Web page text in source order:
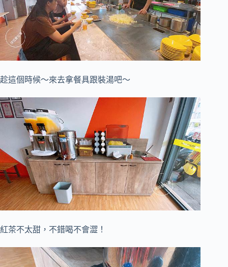
趁這個時候～來去拿餐具跟裝湯吧～
紅茶不太甜，不錯喝不會澀！